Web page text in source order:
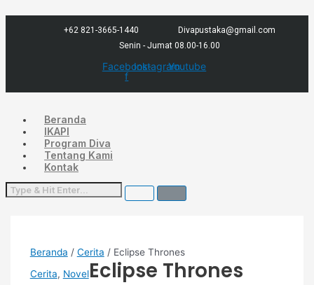
ke
+62 821-3665-1440
Divapustaka@gmail.com
Senin - Jumat 08.00-16.00
Facebook-
f
InstagramYoutube
Beranda
IKAPI
Program Diva
Tentang Kami
Kontak
Beranda / Cerita / Eclipse Thrones
Cerita, NovelEclipse Thrones